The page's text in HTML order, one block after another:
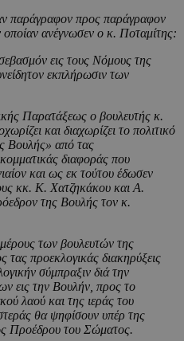
παράγραφον προς παράγραφον
οποίαν ανέγνωσεν ο κ. Ποταμίτης:
εις τους Νόμους της
εκπλήρωσιν των
Παρατάξεως ο βουλευτής κ.
και διαχωρίζει το πολιτικό
Βουλής» από τας
διαφοράς που
και ως εκ τούτου έδωσεν
κκ. Κ. Χατζηκάκου και Α.
της Βουλής τον κ.
των βουλευτών της
τας προεκλογικάς διακηρύξεις
σύμπραξιν διά την
εις την Βουλήν, προς το
λαού και της ιεράς του
θα ψηφίσουν υπέρ της
Προέδρου του Σώματος.